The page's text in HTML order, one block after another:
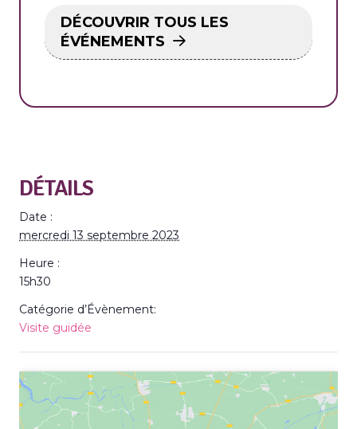
DÉCOUVRIR TOUS LES
ÉVÉNEMENTS
DÉTAILS
Date :
mercredi 13 septembre 2023
Heure :
15h30
Catégorie d’Évènement:
Visite guidée